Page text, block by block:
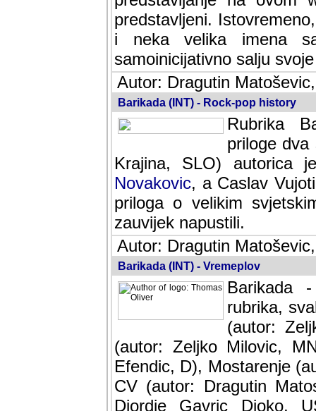
predstavljeni.
i neka velika imena
samoinicijativno salju
Autor: Dragutin
Barikada (INT) - Rock-pop history
Rubrika
dva
SLO) autorica je velikog
Caslav Vujotic
velikim svjetskim
napustili.
Autor: Dragutin
Barikada (INT) - Vremeplov
Barikada
rubrika,
(autor:
(autor: Zeljko Milovic,
Efendic, D), Mostarenje
CV (autor: Dragutin
Djordje Gavric Djoko,